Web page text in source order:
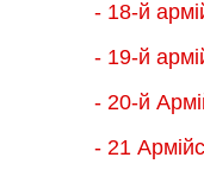
- 18-й
- 19-й
- 20-й
- 21